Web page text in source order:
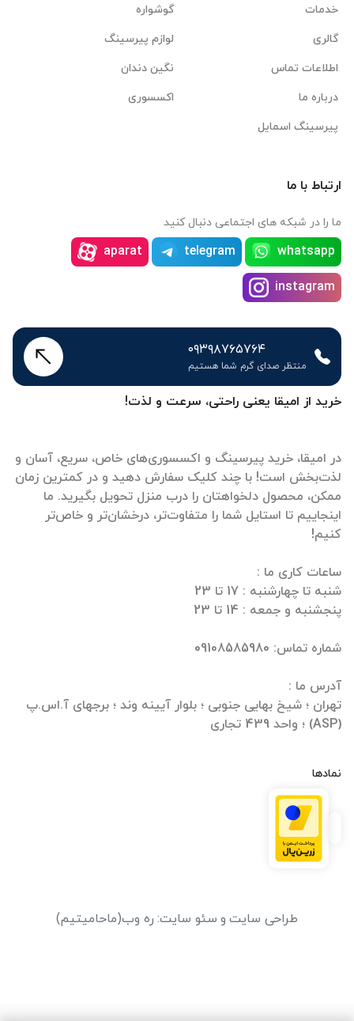
خرید از امیقا یعنی راحتی، سرعت و لذت!
در امیقا، خرید پیرسینگ و اکسسوری‌های خاص، سریع، آسان و
لذت‌بخش است! با چند کلیک سفارش دهید و در کمترین زمان
ممکن، محصول دلخواهتان را درب منزل تحویل بگیرید. ما
اینجاییم تا استایل شما را متفاوت‌تر، درخشان‌تر و خاص‌تر
تهران ؛ شیخ بهایی جنوبی ؛ بلوار آیینه وند ؛ برجهای آ.اس.پ
(ASP) ؛ واحد 439 تجاری
نمادها
خدمات
گالری
اطلاعات تماس
درباره ما
پیرسینگ اسمایل
گوشواره
لوازم پیرسینگ
نگین دندان
اکسسوری
ارتباط با ما
ما را در شبکه های اجتماعی دنبال کنید
whatsapp
telegram
aparat
instagram
۰۹۳۹۸۷۶۵۷۶۴
منتظر صدای گرم شما هستیم
طراحی سایت و سئو سایت: ره وب(ماحامیتیم)